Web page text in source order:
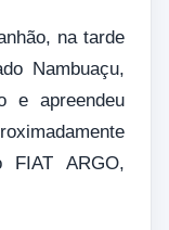
na tarde
Nambuaçu,
e apreendeu
ARGO,